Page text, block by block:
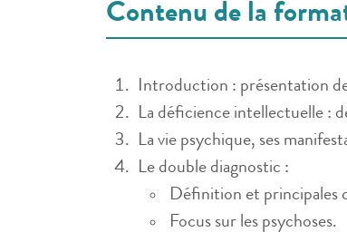
Contenu de la
Introduction : présentation
La déficience intellectuelle :
La vie psychique, ses
Le double diagnostic :
Définition et principales
Focus sur les psychoses.